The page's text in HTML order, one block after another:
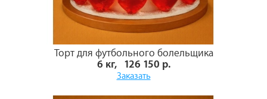
Торт для футбольного болельщика
6 кг, 126 150 р.
Заказать